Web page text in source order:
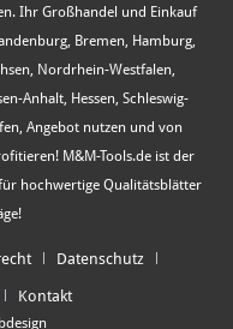
Ihr Großhandel und Einkauf
Bremen, Hamburg,
Nordrhein-Westfalen,
Anhalt, Hessen, Schleswig-
Angebot nutzen und von
M&M-Tools.de ist der
hochwertige Qualitätsblätter
Datenschutz
Kontakt